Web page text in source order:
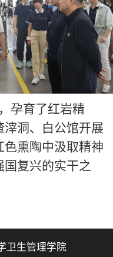
孕育了红岩精
洞、白公馆开展
熏陶中汲取精神
复兴的实干之
卫生管理学院